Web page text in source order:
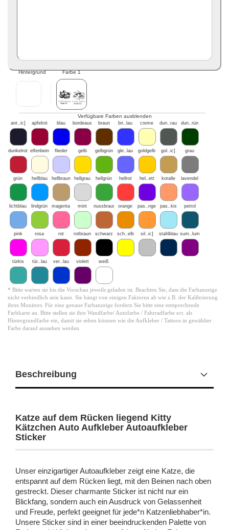
Hintergrund Farbe 1
Verfügbare Farben ausblenden
ant..ic] apfelrot blau bordeaux braun bri..lau creme dun..rau dun..rün
dunkelrot elfenbein flieder gelb gelbgrün gle..lau goldgelb gol..ic] grau
grün hellblau hellbraun hellgrau hellgrün hellrot hel..ett koralle lavendel
lichtblau lindgrün magenta mint nussbraun orange pas..nge pas..kis petrol
pink rosa rot rotbraun schwarz sch..elb sil..ic] stahlblau sum..lum
türkis tür..lau ver..lau violett weiß
* Bitte warten sie bis die Vorschau jeweils geladen ist. Beachten Sie, dass die Farbanzeige
nicht verbindlich sein kann. Sie hängt von einigen Faktoren ab wie z.B. der Kalibrierung
ihres Monitors. Für eine genaue Farbanzeige fordern Sie bitte eine entsprechende
Farbkarte an. Bitte stellen sie ihre Wandfarbe/ Autofarbe / Fahrradfarbe ect. als
Hintergrundfarbe ein, damit sie sehen können wie die Aufkleber / Tattoos in gewählter
Farbe darauf aussehen werden.
Beschreibung
Katze auf dem Rücken liegend Kitty
Kätzchen Auto Aufkleber Autoaufkleber
Sticker
Unser einzigartiger Autoaufkleber zeigt eine Katze, die
entspannt auf dem Rücken liegt, mit den Beinen nach oben
gestreckt. Dieser charmante Sticker ist nicht nur ein
Blickfang, sondern auch ein Ausdruck von Gelassenheit
und Freude, perfekt geeignet für jede*n Katzenliebhaber*in.
Unsere Sticker sind in einer beeindruckenden Palette von